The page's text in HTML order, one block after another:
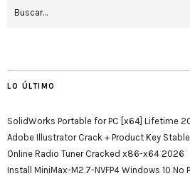
LO ÚLTIMO
SolidWorks Portable for PC [x64] Lifetime
Adobe Illustrator Crack + Product Key
Online Radio Tuner Cracked x86-x64 2026
Install MiniMax-M2.7-NVFP4 Windows 10